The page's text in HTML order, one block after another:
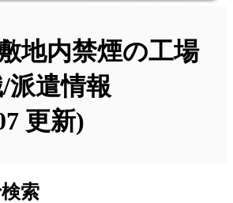
地内禁煙の工場
派遣情報
更新)
索